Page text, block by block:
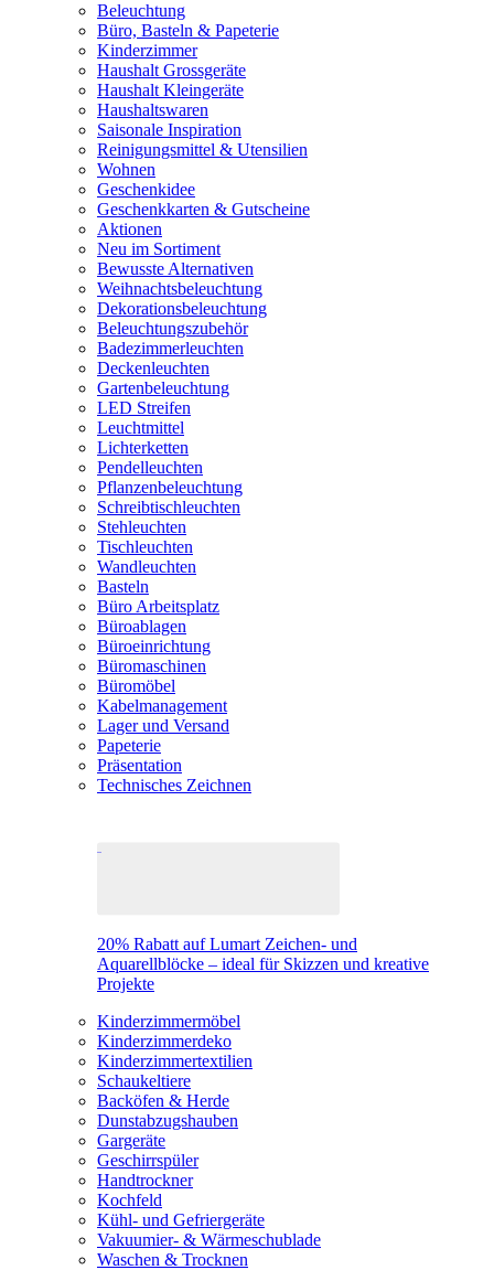
Beleuchtung
Büro, Basteln & Papeterie
Kinderzimmer
Haushalt Grossgeräte
Haushalt Kleingeräte
Haushaltswaren
Saisonale Inspiration
Reinigungsmittel & Utensilien
Wohnen
Geschenkidee
Geschenkkarten & Gutscheine
Aktionen
Neu im Sortiment
Bewusste Alternativen
Weihnachtsbeleuchtung
Dekorationsbeleuchtung
Beleuchtungszubehör
Badezimmerleuchten
Deckenleuchten
Gartenbeleuchtung
LED Streifen
Leuchtmittel
Lichterketten
Pendelleuchten
Pflanzenbeleuchtung
Schreibtischleuchten
Stehleuchten
Tischleuchten
Wandleuchten
Basteln
Büro Arbeitsplatz
Büroablagen
Büroeinrichtung
Büromaschinen
Büromöbel
Kabelmanagement
Lager und Versand
Papeterie
Präsentation
Technisches Zeichnen
20% Rabatt auf Lumart Zeichen- und
Aquarellblöcke – ideal für Skizzen und kreative
Projekte
Kinderzimmermöbel
Kinderzimmerdeko
Kinderzimmertextilien
Schaukeltiere
Backöfen & Herde
Dunstabzugshauben
Gargeräte
Geschirrspüler
Handtrockner
Kochfeld
Kühl- und Gefriergeräte
Vakuumier- & Wärmeschublade
Waschen & Trocknen